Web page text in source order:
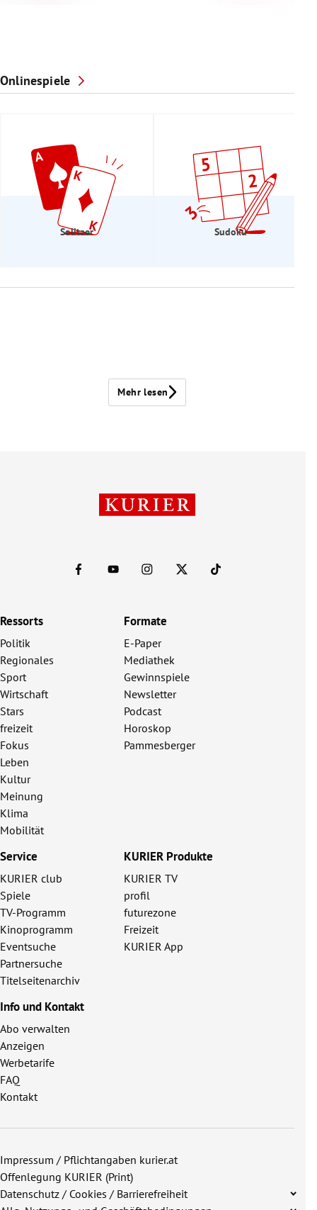
Onlinespiele
Solitaer Sudoku
Mehr lesen
Ressorts
Politik
Regionales
Sport
Wirtschaft
Stars
freizeit
Fokus
Leben
Kultur
Meinung
Klima
Mobilität
Formate
E-Paper
Mediathek
Gewinnspiele
Newsletter
Podcast
Horoskop
Pammesberger
Service
KURIER club
Spiele
TV-Programm
Kinoprogramm
Eventsuche
Partnersuche
Titelseitenarchiv
KURIER Produkte
KURIER TV
profil
futurezone
Freizeit
KURIER App
Info und Kontakt
Abo verwalten
Anzeigen
Werbetarife
FAQ
Kontakt
Impressum / Pflichtangaben kurier.at
Offenlegung KURIER (Print)
Datenschutz / Cookies / Barrierefreiheit